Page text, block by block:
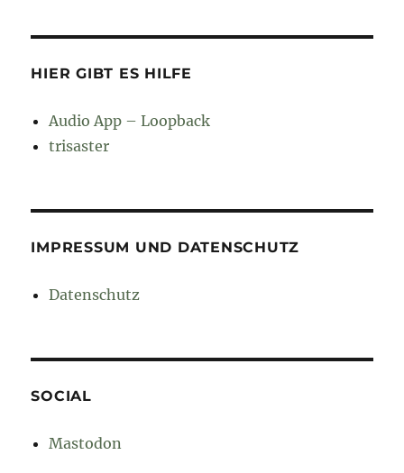
HIER GIBT ES HILFE
Audio App – Loopback
trisaster
IMPRESSUM UND DATENSCHUTZ
Datenschutz
SOCIAL
Mastodon